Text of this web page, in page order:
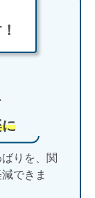
りを、関
できま